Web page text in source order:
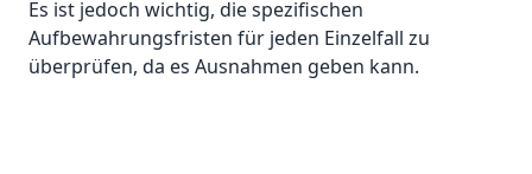
Es ist jedoch wichtig, die spezifischen
Aufbewahrungsfristen für jeden Einzelfall zu
überprüfen, da es Ausnahmen geben kann.